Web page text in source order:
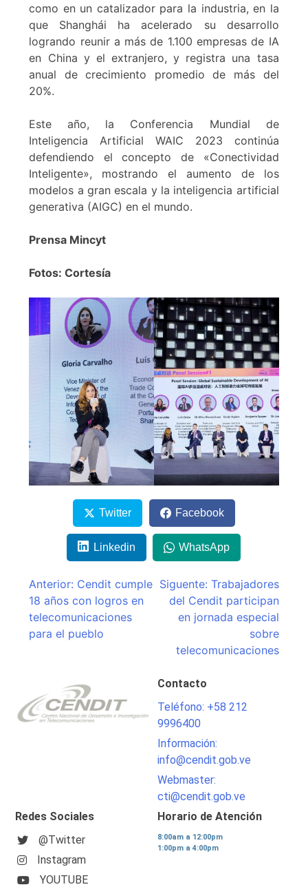
como en un catalizador para la industria, en la
que Shanghái ha acelerado su desarrollo
logrando reunir a más de 1.100 empresas de IA
en China y el extranjero, y registra una tasa
anual de crecimiento promedio de más del
20%.
Este año, la Conferencia Mundial de
Inteligencia Artificial WAIC 2023 continúa
defendiendo el concepto de «Conectividad
Inteligente», mostrando el aumento de los
modelos a gran escala y la inteligencia artificial
generativa (AIGC) en el mundo.
Prensa Mincyt
Fotos: Cortesía
Twitter Facebook
Linkedin WhatsApp
Navegación
de
entradas
Anterior: Cendit cumple
18 años con logros en
telecomunicaciones
para el pueblo
Siguente: Trabajadores
del Cendit participan
en jornada especial
sobre
telecomunicaciones
Contacto
Teléfono: +58 212
9996400
Información:
info@cendit.gob.ve
Webmaster:
cti@cendit.gob.ve
Redes Sociales
@Twitter
Instagram
YOUTUBE
Horario de Atención
8:00am a 12:00pm
1:00pm a 4:00pm